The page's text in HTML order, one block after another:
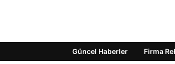
Güncel Haberler Firma